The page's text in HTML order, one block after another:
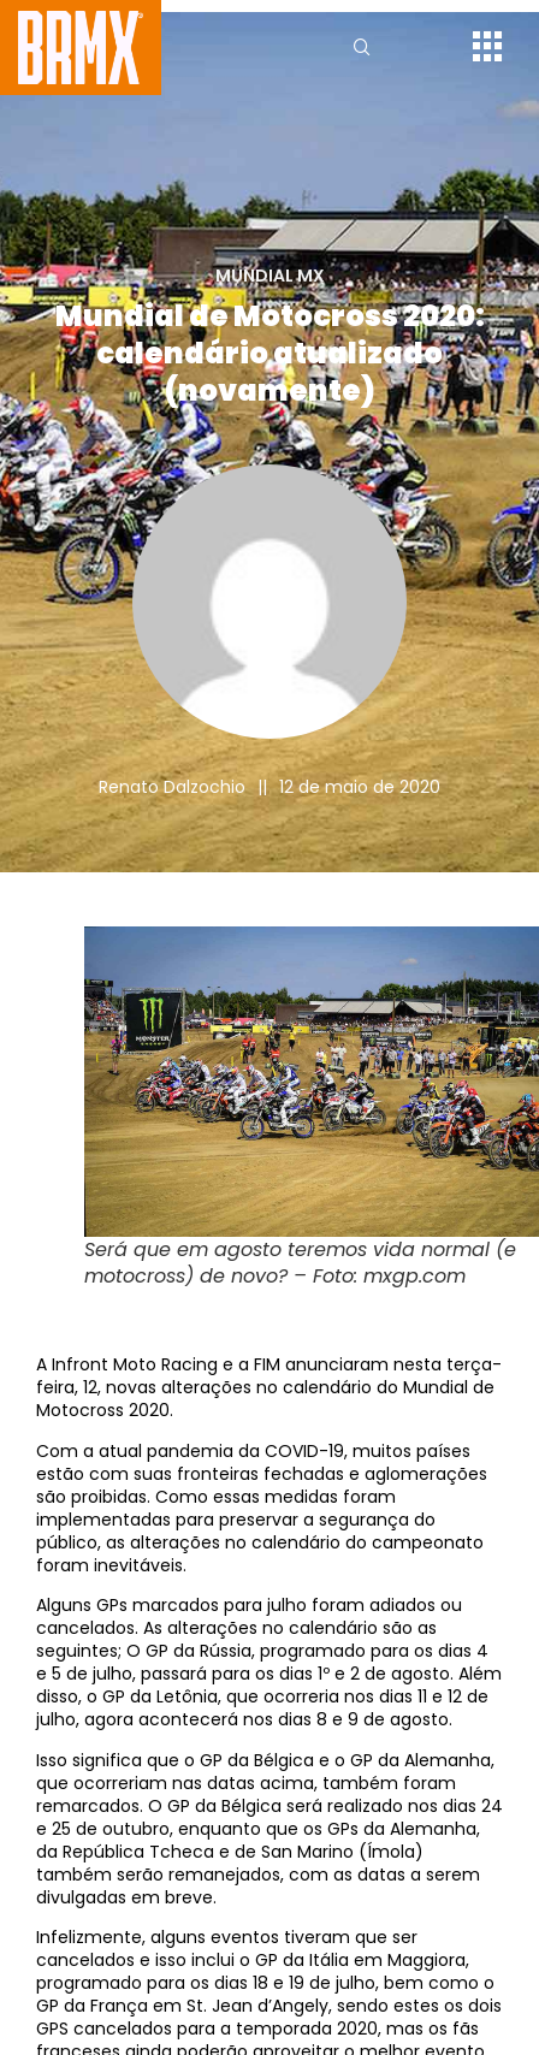
MUNDIAL MX
Mundial de Motocross 2020:
calendário atualizado
(novamente)
Renato Dalzochio || 12 de maio de 2020
Será que em agosto teremos vida normal (e
motocross) de novo? – Foto: mxgp.com
A Infront Moto Racing e a FIM anunciaram nesta terça-
feira, 12, novas alterações no calendário do Mundial de
Motocross 2020.
Com a atual pandemia da COVID-19, muitos países
estão com suas fronteiras fechadas e aglomerações
são proibidas. Como essas medidas foram
implementadas para preservar a segurança do
público, as alterações no calendário do campeonato
foram inevitáveis.
Alguns GPs marcados para julho foram adiados ou
cancelados. As alterações no calendário são as
seguintes; O GP da Rússia, programado para os dias 4
e 5 de julho, passará para os dias 1º e 2 de agosto. Além
disso, o GP da Letônia, que ocorreria nos dias 11 e 12 de
julho, agora acontecerá nos dias 8 e 9 de agosto.
Isso significa que o GP da Bélgica e o GP da Alemanha,
que ocorreriam nas datas acima, também foram
remarcados. O GP da Bélgica será realizado nos dias 24
e 25 de outubro, enquanto que os GPs da Alemanha,
da República Tcheca e de San Marino (Ímola)
também serão remanejados, com as datas a serem
divulgadas em breve.
Infelizmente, alguns eventos tiveram que ser
cancelados e isso inclui o GP da Itália em Maggiora,
programado para os dias 18 e 19 de julho, bem como o
GP da França em St. Jean d’Angely, sendo estes os dois
GPS cancelados para a temporada 2020, mas os fãs